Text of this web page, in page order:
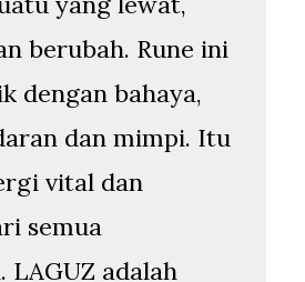
berubah. Rune ini
dengan bahaya,
dan mimpi. Itu
vital dan
semua
LAGUZ adalah